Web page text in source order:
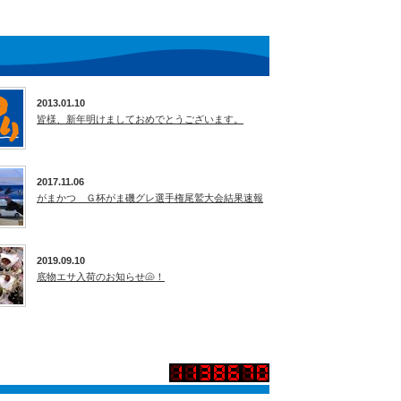
2013.01.10
皆様、新年明けましておめでとうございます。
2017.11.06
がまかつ Ｇ杯がま磯グレ選手権尾鷲大会結果速報
2019.09.10
底物エサ入荷のお知らせ🐚！